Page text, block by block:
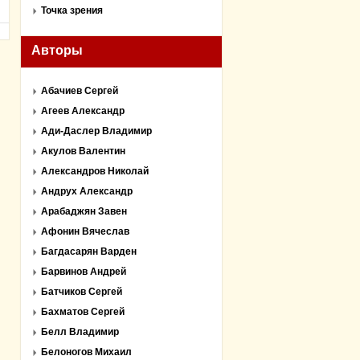
Точка зрения
Авторы
Абачиев Сергей
Агеев Александр
Ади-Даслер Владимир
Акулов Валентин
Александров Николай
Андрух Александр
Арабаджян Завен
Афонин Вячеслав
Багдасарян Варден
Барвинов Андрей
Батчиков Сергей
Бахматов Сергей
Белл Владимир
Белоногов Михаил